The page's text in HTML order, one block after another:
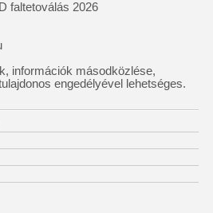
faltetoválás 2026
információk másodközlése,
engedélyével lehetséges.